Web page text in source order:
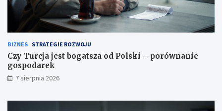
BIZNES STRATEGIE ROZWOJU
Czy Turcja jest bogatsza od Polski – porównanie
gospodarek
7 sierpnia 2026